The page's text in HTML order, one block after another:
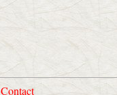
Contact